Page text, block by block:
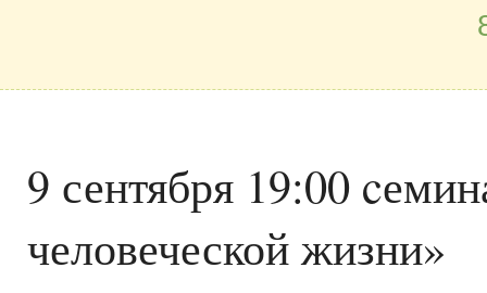
9 сентября 19:00
человеческой жизни»